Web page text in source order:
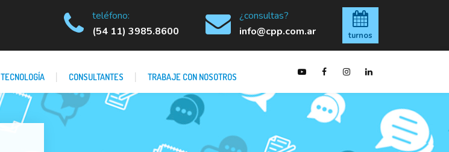
teléfono:
(54 11) 3985.8600
¿consultas?
info@cpp.com.ar
turnos
TECNOLOGÍA CONSULTANTES TRABAJE CON NOSOTROS